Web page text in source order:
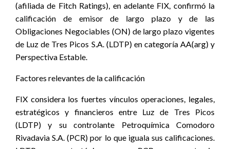
(afiliada de Fitch Ratings), en adelante FIX, confirmó la
calificación de emisor de largo plazo y de las
Obligaciones Negociables (ON) de largo plazo vigentes
de Luz de Tres Picos S.A. (LDTP) en categoría AA(arg) y
Perspectiva Estable.
Factores relevantes de la calificación
FIX considera los fuertes vínculos operaciones, legales,
estratégicos y financieros entre Luz de Tres Picos
(LDTP) y su controlante Petroquímica Comodoro
Rivadavia S.A. (PCR) por lo que iguala sus calificaciones.